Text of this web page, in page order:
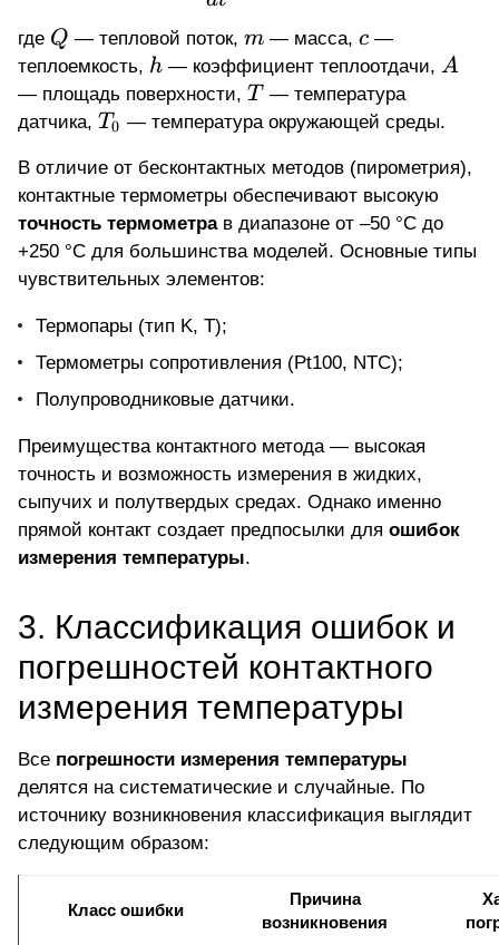
где Q
Q — тепловой поток, m
m — масса, c
c —
теплоемкость, h
h — коэффициент теплоотдачи, A
A
— площадь поверхности, T
T — температура
датчика, T_0
T0 — температура окружающей среды.
В отличие от бесконтактных методов (пирометрия),
контактные термометры обеспечивают высокую
точность термометрав диапазоне от –50 °C до
+250 °C для большинства моделей. Основные типы
чувствительных элементов:
Термопары (тип K, T);
Термометры сопротивления (Pt100, NTC);
Полупроводниковые датчики.
Преимущества контактного метода — высокая
точность и возможность измерения в жидких,
сыпучих и полутвердых средах. Однако именно
прямой контакт создает предпосылки для ошибок
измерения температуры.
3. Классификация ошибок и
погрешностей контактного
измерения температуры
Все погрешности измерения температуры
делятся на систематические и случайные. По
источнику возникновения классификация выглядит
следующим образом:
Класс ошибки
Причина
возникновения